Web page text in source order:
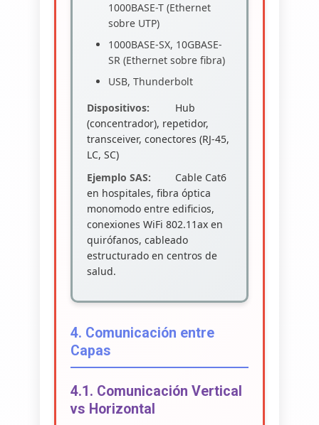
1000BASE-T (Ethernet
sobre UTP)
1000BASE-SX, 10GBASE-
SR (Ethernet sobre fibra)
USB, Thunderbolt
Dispositivos:
Hub
(concentrador), repetidor,
transceiver, conectores (RJ-45,
LC, SC)
Ejemplo SAS:
Cable Cat6
en hospitales, fibra óptica
monomodo entre edificios,
conexiones WiFi 802.11ax en
quirófanos, cableado
estructurado en centros de
salud.
4. Comunicación entre
Capas
4.1. Comunicación Vertical
vs Horizontal